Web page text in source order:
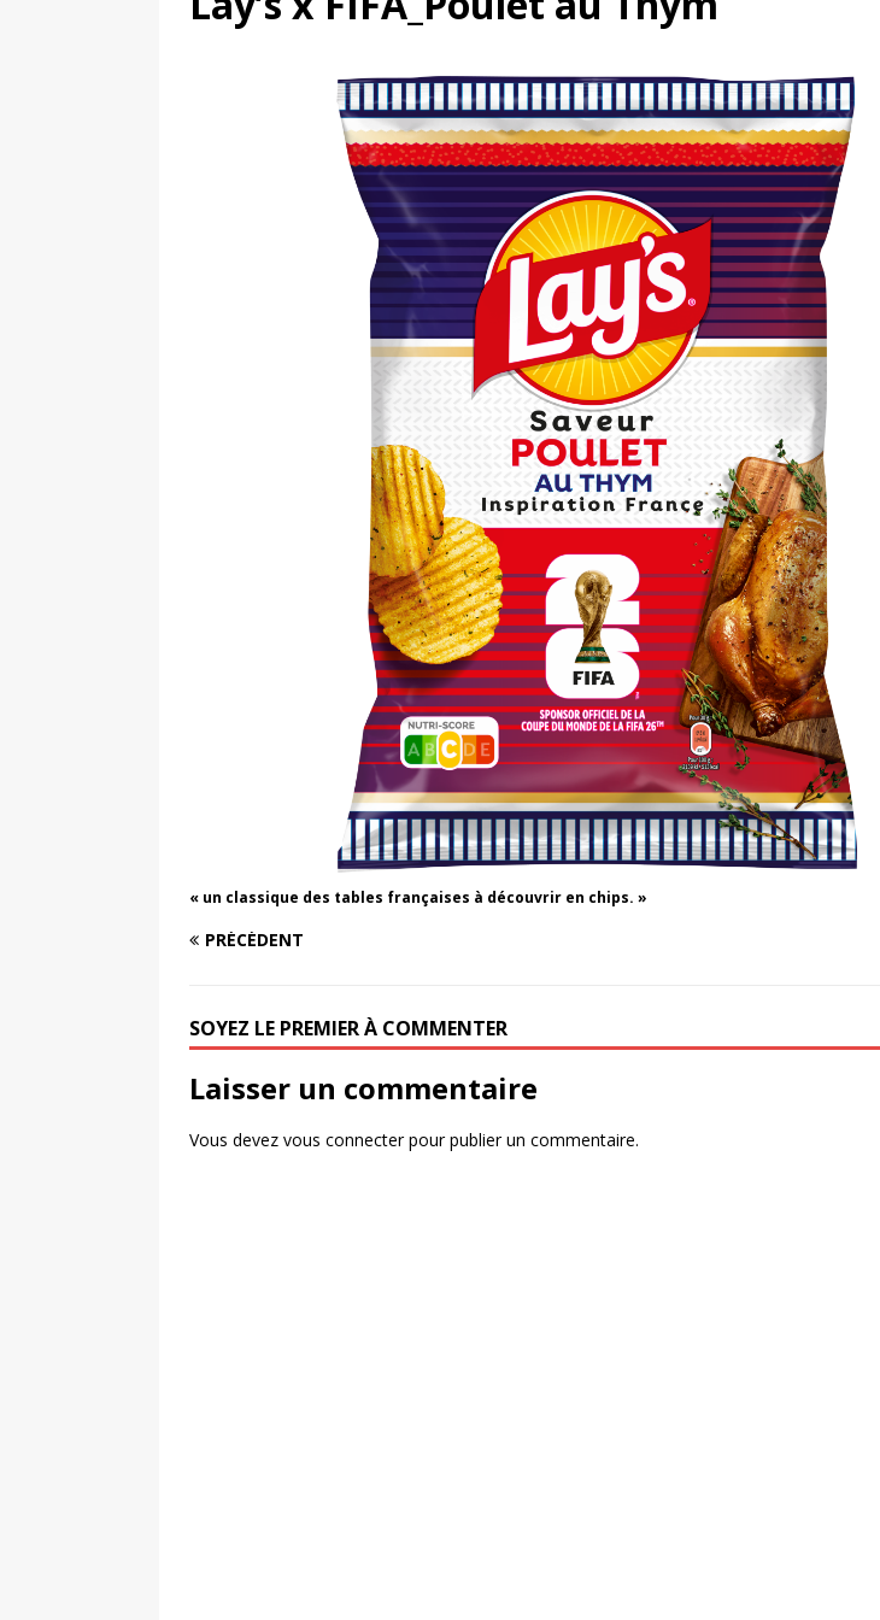
Découvrez le maillot solidaire lancé par Mizuno, l’U.S. Dax Rugby Landes
[ 2 août 2026 ] Le pari risqué d’On Running : vendre une sensation plutôt qu’un chrono
[ 7 août 2026 ] Pourquoi le Red Star FC réinvente son maillot avec un nouvel artiste
ACTIVATION
« un classique des tables françaises à découvrir en chips. »
PRÉCÉDENT
SOYEZ LE PREMIER À COMMENTER
Laisser un commentaire
Vous devez vous connecterpour publier un commentaire.